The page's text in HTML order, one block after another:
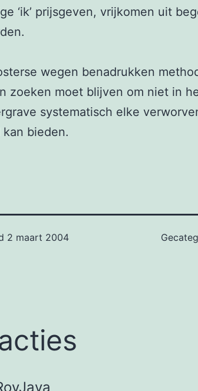
‘ik’ prijsgeven, vrijkomen uit
wegen benadrukken
zoeken moet blijven om niet in
systematisch elke
bieden.
2 maart 2004